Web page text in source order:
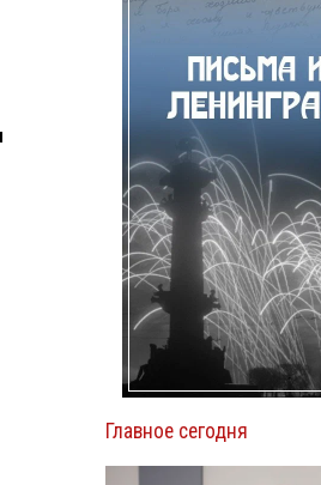
Главное сегодня